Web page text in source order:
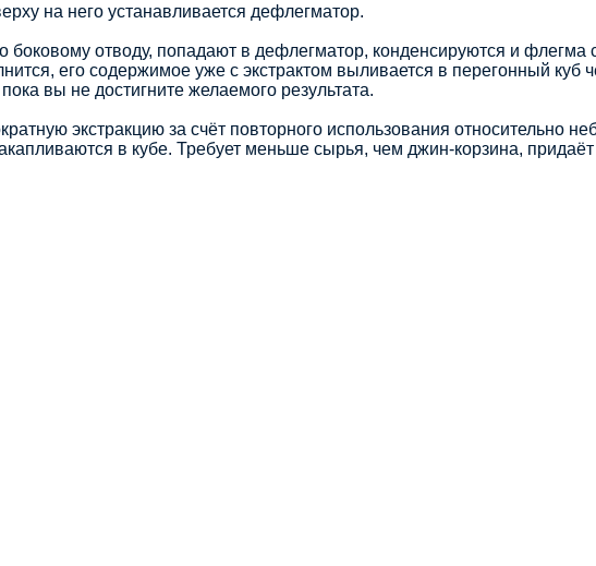
на него устанавливается дефлегматор.
отводу, попадают в дефлегматор, конденсируются и флегма
его содержимое уже с экстрактом выливается в перегонный куб
вы не достигните желаемого результата.
экстракцию за счёт повторного использования относительно
в кубе. Требует меньше сырья, чем джин-корзина,